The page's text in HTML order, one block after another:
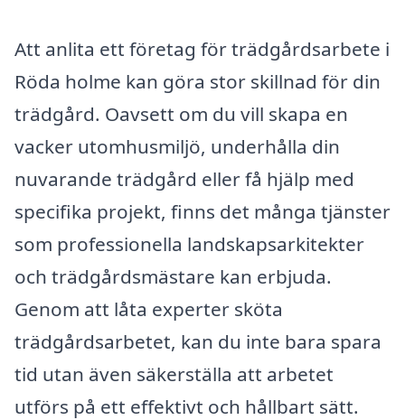
Att anlita ett företag för trädgårdsarbete i
Röda holme kan göra stor skillnad för din
trädgård. Oavsett om du vill skapa en
vacker utomhusmiljö, underhålla din
nuvarande trädgård eller få hjälp med
specifika projekt, finns det många tjänster
som professionella landskapsarkitekter
och trädgårdsmästare kan erbjuda.
Genom att låta experter sköta
trädgårdsarbetet, kan du inte bara spara
tid utan även säkerställa att arbetet
utförs på ett effektivt och hållbart sätt.